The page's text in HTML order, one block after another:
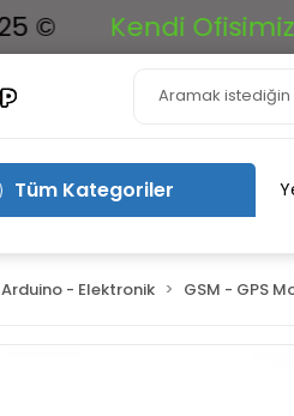
Kendi Ofisimize
Tüm Kategoriler
Arduino - Elektronik GSM - GPS